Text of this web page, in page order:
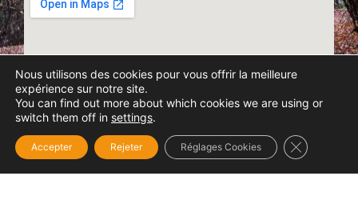
Nous utilisons des cookies pour vous offrir la meilleure
expérience sur notre site.
You can find out more about which cookies we are using or
switch them off in settings.
Accepter Rejeter Réglages Cookies Fermer la